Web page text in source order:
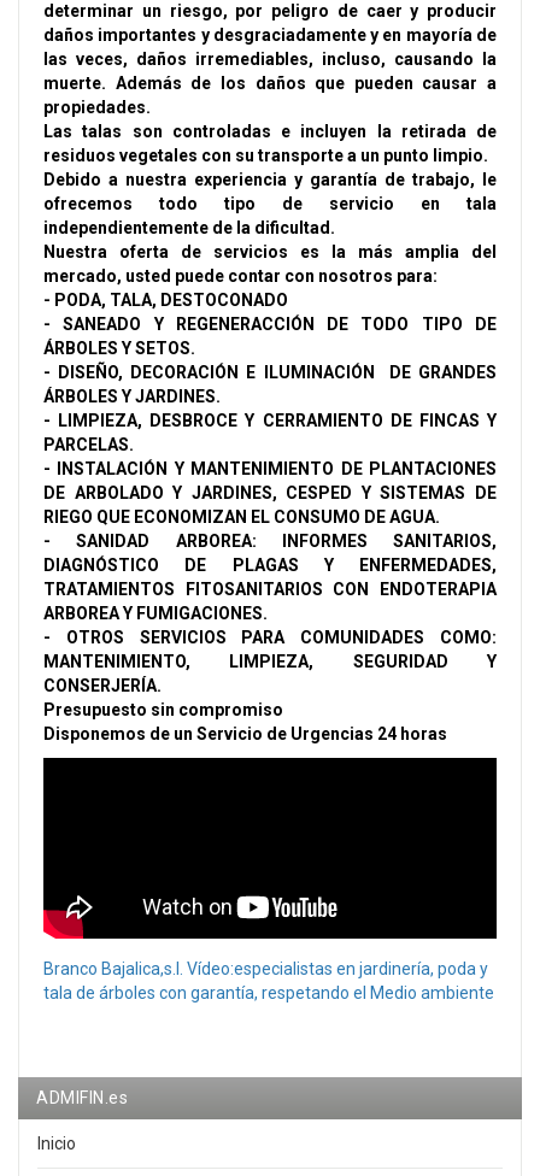
determinar un riesgo, por peligro de caer y producir
daños importantes y desgraciadamente y en mayoría de
las veces, daños irremediables, incluso, causando la
muerte. Además de los daños que pueden causar a
propiedades.
Las talas son controladas e incluyen la retirada de
residuos vegetales con su transporte a un punto limpio.
Debido a nuestra experiencia y garantía de trabajo, le
ofrecemos todo tipo de servicio en tala
independientemente de la dificultad.
Nuestra oferta de servicios es la más amplia del
mercado, usted puede contar con nosotros para:
- PODA, TALA, DESTOCONADO
- SANEADO Y REGENERACCIÓN DE TODO TIPO DE
ÁRBOLES Y SETOS.
- DISEÑO, DECORACIÓN E ILUMINACIÓN DE GRANDES
ÁRBOLES Y JARDINES.
- LIMPIEZA, DESBROCE Y CERRAMIENTO DE FINCAS Y
PARCELAS.
- INSTALACIÓN Y MANTENIMIENTO DE PLANTACIONES
DE ARBOLADO Y JARDINES, CESPED Y SISTEMAS DE
RIEGO QUE ECONOMIZAN EL CONSUMO DE AGUA.
- SANIDAD ARBOREA: INFORMES SANITARIOS,
DIAGNÓSTICO DE PLAGAS Y ENFERMEDADES,
TRATAMIENTOS FITOSANITARIOS CON ENDOTERAPIA
ARBOREA Y FUMIGACIONES.
- OTROS SERVICIOS PARA COMUNIDADES COMO:
MANTENIMIENTO, LIMPIEZA, SEGURIDAD Y
CONSERJERÍA.
Presupuesto sin compromiso
Disponemos de un Servicio de Urgencias 24 horas
Branco Bajalica,s.l. Vídeo:especialistas en jardinería, poda y
tala de árboles con garantía, respetando el Medio ambiente
ADMIFIN.es
Inicio